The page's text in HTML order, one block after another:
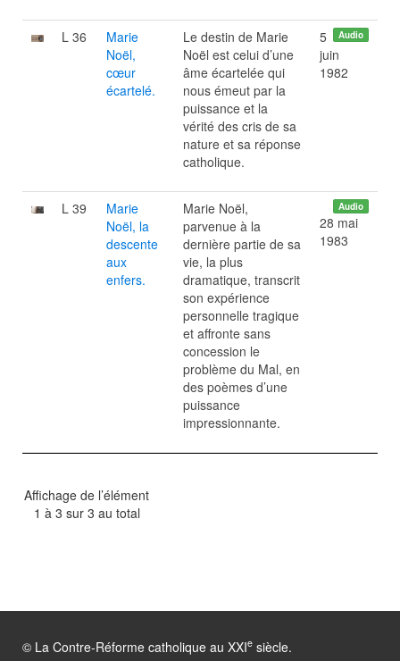
L 36
Marie
Noël,
cœur
écartelé.
Le destin de Marie
Noël est celui d’une
âme écartelée qui
nous émeut par la
puissance et la
vérité des cris de sa
nature et sa réponse
catholique.
Audio
5
juin
1982
L 39
Marie
Noël, la
descente
aux
enfers.
Marie Noël,
parvenue à la
dernière partie de sa
vie, la plus
dramatique, transcrit
son expérience
personnelle tragique
et affronte sans
concession le
problème du Mal, en
des poèmes d’une
puissance
impressionnante.
Audio
28 mai
1983
Affichage de l’élément
1 à 3 sur 3 au total
© La Contre-Réforme catholique au XXIe siècle.